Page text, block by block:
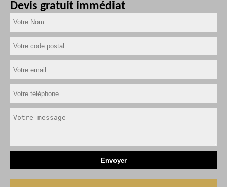
Devis gratuit immédiat